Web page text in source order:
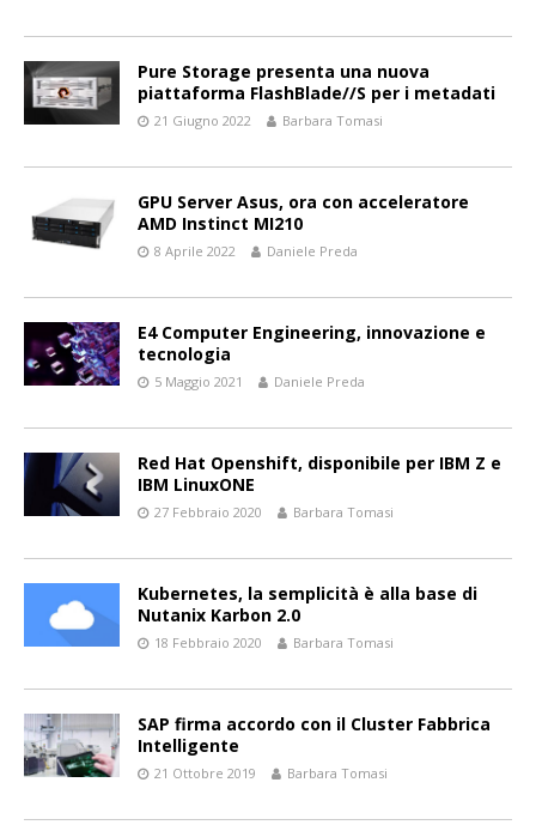
Pure Storage presenta una nuova
piattaforma FlashBlade//S per i metadati
21 Giugno 2022 Barbara Tomasi
GPU Server Asus, ora con acceleratore
AMD Instinct MI210
8 Aprile 2022 Daniele Preda
E4 Computer Engineering, innovazione e
tecnologia
5 Maggio 2021 Daniele Preda
Red Hat Openshift, disponibile per IBM Z e
IBM LinuxONE
27 Febbraio 2020 Barbara Tomasi
Kubernetes, la semplicità è alla base di
Nutanix Karbon 2.0
18 Febbraio 2020 Barbara Tomasi
SAP firma accordo con il Cluster Fabbrica
Intelligente
21 Ottobre 2019 Barbara Tomasi